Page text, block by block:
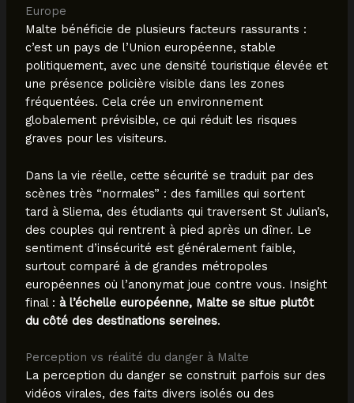
Europe
Malte bénéficie de plusieurs facteurs rassurants :
c’est un pays de l’Union européenne, stable
politiquement, avec une densité touristique élevée et
une présence policière visible dans les zones
fréquentées. Cela crée un environnement
globalement prévisible, ce qui réduit les risques
graves pour les visiteurs.
Dans la vie réelle, cette sécurité se traduit par des
scènes très “normales” : des familles qui sortent
tard à Sliema, des étudiants qui traversent St Julian’s,
des couples qui rentrent à pied après un dîner. Le
sentiment d’insécurité est généralement faible,
surtout comparé à de grandes métropoles
européennes où l’anonymat joue contre vous. Insight
final : à l’échelle européenne, Malte se situe plutôt
du côté des destinations sereines.
Perception vs réalité du danger à Malte
La perception du danger se construit parfois sur des
vidéos virales, des faits divers isolés ou des